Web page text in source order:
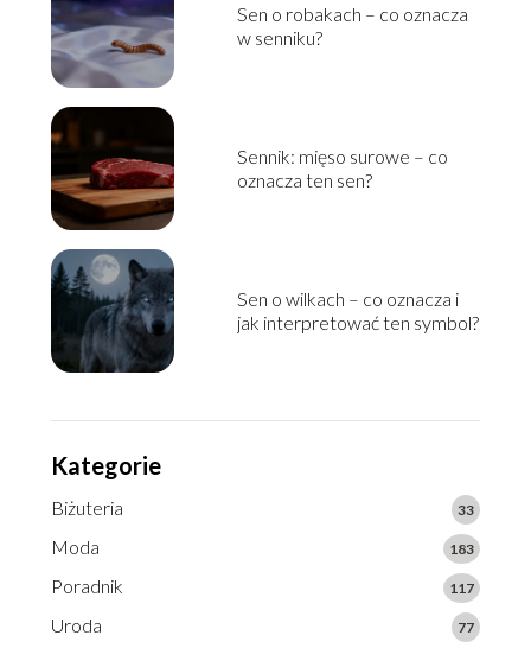
Sen o robakach – co oznacza
w senniku?
Sennik: mięso surowe – co
oznacza ten sen?
Sen o wilkach – co oznacza i
jak interpretować ten symbol?
Kategorie
Biżuteria 33
Moda 183
Poradnik 117
Uroda 77